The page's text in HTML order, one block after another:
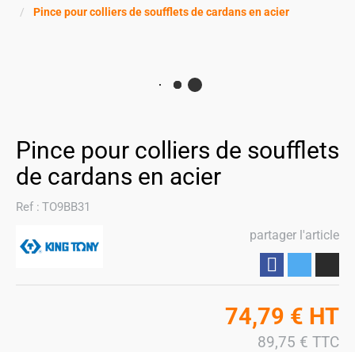
Pince pour colliers de soufflets de cardans en acier
Pince pour colliers de soufflets
de cardans en acier
Ref : TO9BB31
partager l'article
74,79 € HT
89,75 € TTC